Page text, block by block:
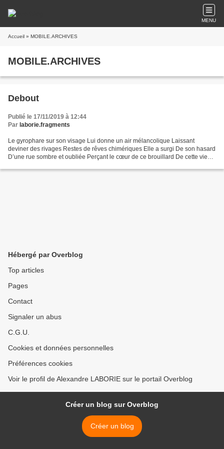
MENU
Accueil » MOBILE.ARCHIVES
MOBILE.ARCHIVES
Debout
Publié le 17/11/2019 à 12:44
Par laborie.fragments
Le gyrophare sur son visage Lui donne un air mélancolique Laissant
deviner des rivages Restes de rêves chimériques Elle a surgi De son hasard
D’une rue sombre et oubliée Perçant le cœur de ce brouillard De cette vie
Hébergé par Overblog
Top articles
Pages
Contact
Signaler un abus
C.G.U.
Cookies et données personnelles
Préférences cookies
Voir le profil de Alexandre LABORIE sur le portail Overblog
Créer un blog sur Overblog
Créer un blog